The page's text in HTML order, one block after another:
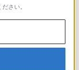
さい。